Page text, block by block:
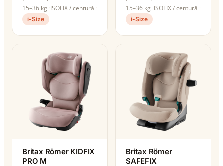
15–36 kg ISOFIX / centură
i-Size
15–36 kg ISOFIX / centură
i-Size
Britax Römer KIDFIX
PRO M
Britax Römer
SAFEFIX